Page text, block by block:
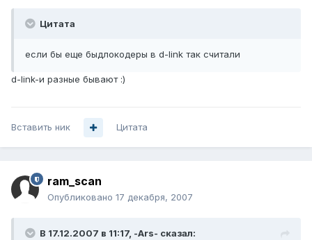
Цитата
если бы еще быдлокодеры в d-link так считали
d-link-и разные бывают :)
Вставить ник Цитата
ram_scan
Опубликовано 17 декабря, 2007
В 17.12.2007 в 11:17, -Ars- сказал: